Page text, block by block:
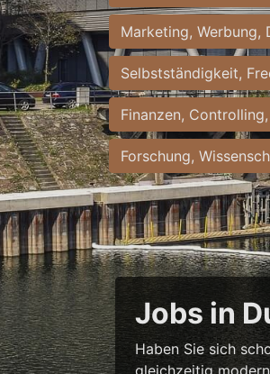
Marketing, Werbung,
Selbstständigkeit,
Finanzen,
Forschung,
Jobs in
Haben Sie sich